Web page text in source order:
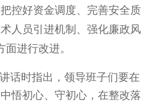
控好资金调度、完善安全质
人员引进机制、强化廉政风
进行改进。
话时指出，领导班子们要在
悟初心、守初心，在整改落